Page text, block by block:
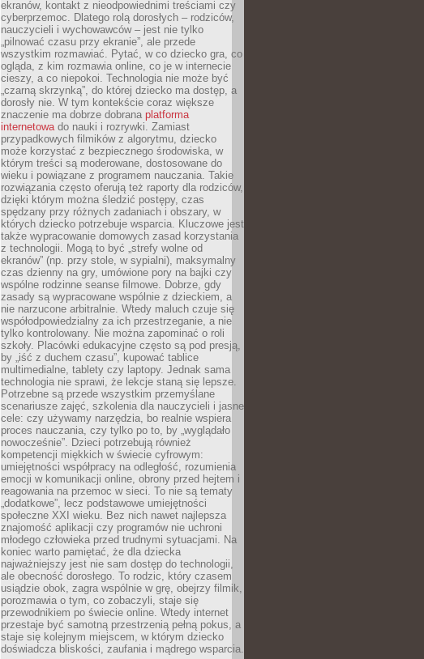
ekranów, kontakt z nieodpowiednimi treściami czy
cyberprzemoc. Dlatego rolą dorosłych – rodziców,
nauczycieli i wychowawców – jest nie tylko
„pilnować czasu przy ekranie”, ale przede
wszystkim rozmawiać. Pytać, w co dziecko gra, co
ogląda, z kim rozmawia online, co je w internecie
cieszy, a co niepokoi. Technologia nie może być
„czarną skrzynką”, do której dziecko ma dostęp, a
dorosły nie. W tym kontekście coraz większe
znaczenie ma dobrze dobrana platforma
internetowado nauki i rozrywki. Zamiast
przypadkowych filmików z algorytmu, dziecko
może korzystać z bezpiecznego środowiska, w
którym treści są moderowane, dostosowane do
wieku i powiązane z programem nauczania. Takie
rozwiązania często oferują też raporty dla rodziców,
dzięki którym można śledzić postępy, czas
spędzany przy różnych zadaniach i obszary, w
których dziecko potrzebuje wsparcia. Kluczowe jest
także wypracowanie domowych zasad korzystania
z technologii. Mogą to być „strefy wolne od
ekranów” (np. przy stole, w sypialni), maksymalny
czas dzienny na gry, umówione pory na bajki czy
wspólne rodzinne seanse filmowe. Dobrze, gdy
zasady są wypracowane wspólnie z dzieckiem, a
nie narzucone arbitralnie. Wtedy maluch czuje się
współodpowiedzialny za ich przestrzeganie, a nie
tylko kontrolowany. Nie można zapominać o roli
szkoły. Placówki edukacyjne często są pod presją,
by „iść z duchem czasu”, kupować tablice
multimedialne, tablety czy laptopy. Jednak sama
technologia nie sprawi, że lekcje staną się lepsze.
Potrzebne są przede wszystkim przemyślane
scenariusze zajęć, szkolenia dla nauczycieli i jasne
cele: czy używamy narzędzia, bo realnie wspiera
proces nauczania, czy tylko po to, by „wyglądało
nowocześnie”. Dzieci potrzebują również
kompetencji miękkich w świecie cyfrowym:
umiejętności współpracy na odległość, rozumienia
emocji w komunikacji online, obrony przed hejtem i
reagowania na przemoc w sieci. To nie są tematy
„dodatkowe”, lecz podstawowe umiejętności
społeczne XXI wieku. Bez nich nawet najlepsza
znajomość aplikacji czy programów nie uchroni
młodego człowieka przed trudnymi sytuacjami. Na
koniec warto pamiętać, że dla dziecka
najważniejszy jest nie sam dostęp do technologii,
ale obecność dorosłego. To rodzic, który czasem
usiądzie obok, zagra wspólnie w grę, obejrzy filmik,
porozmawia o tym, co zobaczyli, staje się
przewodnikiem po świecie online. Wtedy internet
przestaje być samotną przestrzenią pełną pokus, a
staje się kolejnym miejscem, w którym dziecko
doświadcza bliskości, zaufania i mądrego wsparcia.